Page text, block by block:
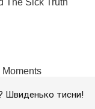
Швиденько тисни!